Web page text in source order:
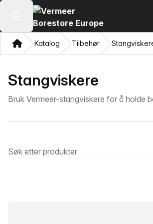
Åpne hovedmenyen
HjemKatalog Tilbehør
Stangviskere
Bruk Vermeer-stangviskere for å holde